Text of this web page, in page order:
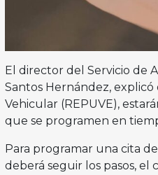
El director del Servicio de
Santos Hernández,
Vehicular (REPUVE),
que se programen en
Para programar una cita
deberá seguir los pasos, el